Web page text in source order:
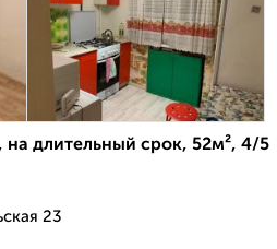
на длительный срок, 52м², 4/5
23